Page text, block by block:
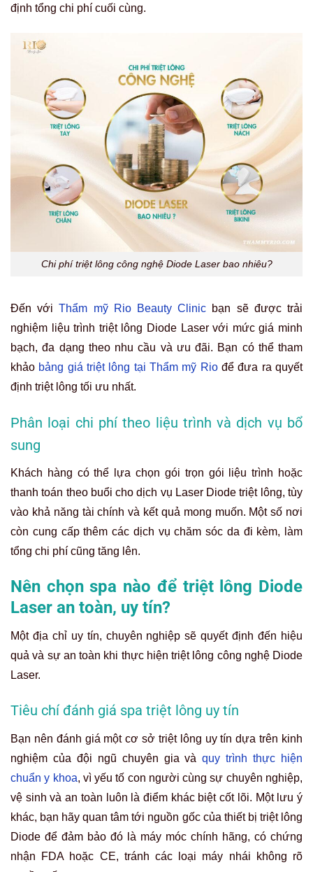
định tổng chi phí cuối cùng.
Chi phí triệt lông công nghệ Diode Laser bao nhiêu?
Đến vớiThẩm mỹ Rio Beauty Clinic bạn sẽ được trải
nghiệm liệu trình triệt lông Diode Laser với mức giá minh
bạch, đa dạng theo nhu cầu và ưu đãi. Bạn có thể tham
khảo bảng giá triệt lông tại Thẩm mỹ Riođể đưa ra quyết
định triệt lông tối ưu nhất.
Phân loại chi phí theo liệu trình và dịch vụ bổ
sung
Khách hàng có thể lựa chọn gói trọn gói liệu trình hoặc
thanh toán theo buổi cho dịch vụ Laser Diode triệt lông, tùy
vào khả năng tài chính và kết quả mong muốn. Một số nơi
còn cung cấp thêm các dịch vụ chăm sóc da đi kèm, làm
tổng chi phí cũng tăng lên.
Nên chọn spa nào để triệt lông Diode
Laser an toàn, uy tín?
Một địa chỉ uy tín, chuyên nghiệp sẽ quyết định đến hiệu
quả và sự an toàn khi thực hiện triệt lông công nghệ Diode
Laser.
Tiêu chí đánh giá spa triệt lông uy tín
Bạn nên đánh giá một cơ sở triệt lông uy tín dựa trên kinh
nghiệm của đội ngũ chuyên gia vàquy trình thực hiện
chuẩn y khoa, vì yếu tố con người cùng sự chuyên nghiệp,
vệ sinh và an toàn luôn là điểm khác biệt cốt lõi. Một lưu ý
khác, bạn hãy quan tâm tới nguồn gốc của thiết bị triệt lông
Diode để đảm bảo đó là máy móc chính hãng, có chứng
nhận FDA hoặc CE, tránh các loại máy nhái không rõ